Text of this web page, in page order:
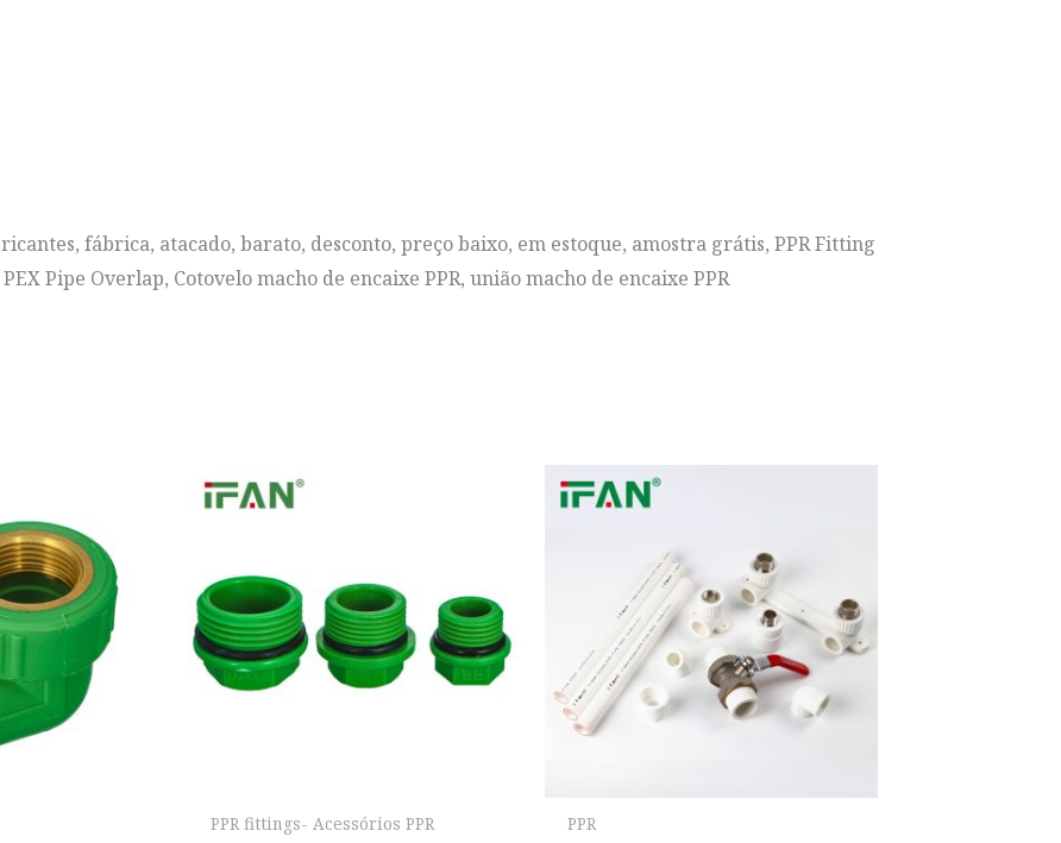
fábrica, atacado, barato, desconto, preço baixo, em estoque, amostra grátis, PPR Fitting
Pipe Overlap, Cotovelo macho de encaixe PPR, união macho de encaixe PPR
PPR fittings- Acessórios PPR PPR